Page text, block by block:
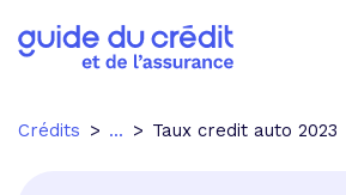
Crédits ... Taux credit auto 2023